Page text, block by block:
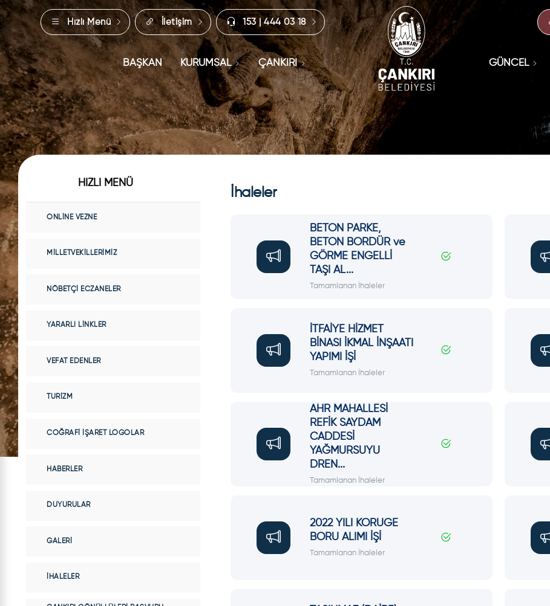
Hızlı Menü İletişim 153 | 444 03 18
BAŞKAN KURUMSAL ÇANKIRI GÜNCEL
İhaleler
BETON PARKE,
BETON BORDÜR ve
GÖRME ENGELLİ
TAŞI AL...
Tamamlanan İhaleler
İTFAİYE HİZMET
BİNASI İKMAL İNŞAATI
YAPIMI İŞİ
Tamamlanan İhaleler
AHR MAHALLESİ
REFİK SAYDAM
CADDESİ
YAĞMURSUYU
DREN...
Tamamlanan İhaleler
2022 YILI KORUGE
BORU ALIMI İŞİ
Tamamlanan İhaleler
HIZLI MENÜ
ONLINE VEZNE
MILLETVEKILLERIMIZ
NÖBETÇI ECZANELER
YARARLI LINKLER
VEFAT EDENLER
TURIZM
COĞRAFI İŞARET LOGOLAR
HABERLER
DUYURULAR
GALERI
İHALELER